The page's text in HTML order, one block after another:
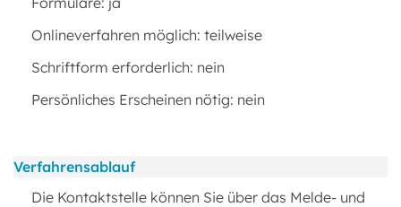
Onlineverfahren möglich: teilweise
Schriftform erforderlich: nein
Persönliches Erscheinen nötig: nein
Verfahrensablauf
Die Kontaktstelle können Sie über das Melde- und